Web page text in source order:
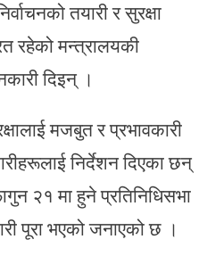
तयारी र सुरक्षा
रहेको मन्त्रालयकी
दिइन् ।
मजबुत र प्रभावकारी
निर्देशन दिएका छन्
२१ मा हुने प्रतिनिधिसभा
पूरा भएको जनाएको छ ।